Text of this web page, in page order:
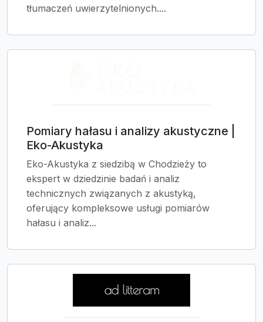
tłumaczeń uwierzytelnionych....
Pomiary hałasu i analizy akustyczne |
Eko-Akustyka
Eko-Akustyka z siedzibą w Chodzieży to
ekspert w dziedzinie badań i analiz
technicznych związanych z akustyką,
oferujący kompleksowe usługi pomiarów
hałasu i analiz...